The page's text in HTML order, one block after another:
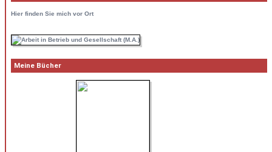
Hierfinden Sie mich vor Ort
Meine Bücher